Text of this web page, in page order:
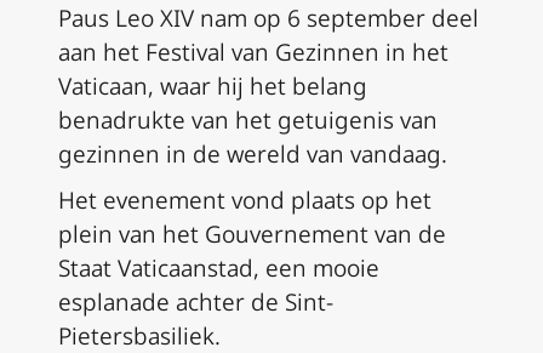
Paus Leo XIV nam op 6 september deel
aan het Festival van Gezinnen in het
Vaticaan, waar hij het belang
benadrukte van het getuigenis van
gezinnen in de wereld van vandaag.
Het evenement vond plaats op het
plein van het Gouvernement van de
Staat Vaticaanstad, een mooie
esplanade achter de Sint-
Pietersbasiliek.